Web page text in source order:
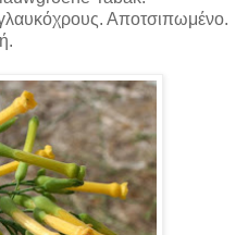
γλαυκόχρους. Αποτσιπωμένο.